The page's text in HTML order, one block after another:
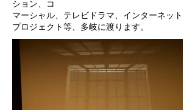
ション、コ
マーシャル、テレビドラマ、インターネット
プロジェクト等、多岐に渡ります。